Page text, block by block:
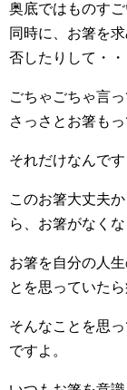
奥底ではものす
同時に、お箸を
否したりして・・
ごちゃごちゃ言っ
さっさとお箸も
それだけなんで
このお箸大丈夫
ら、お箸がなく
お箸を自分の人
とを思っていた
そんなことを思
ですよ。